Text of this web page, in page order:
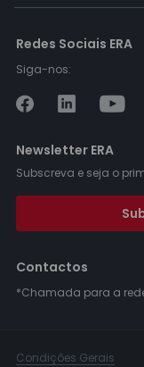
Redes Sociais ERA
Siga-nos:
Newsletter ERA
Subscreva e seja o
Contactos
*Chamada para a
Condições Gerais